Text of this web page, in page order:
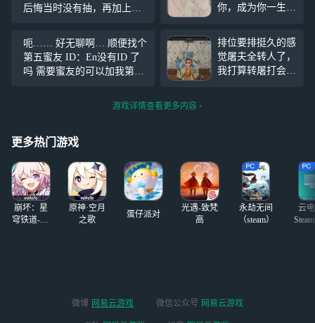
后悔当时没有抽，再加上以
之辉的时候还没有玩第五，
惊鸿和卡门也是这么错过的
现在正在攒钱买祭司虚妄in
g…… 8月20日
你，成为你一生的
早就想好了，因为
画的时候感觉肿瘤
像手指在掐渔的脖
子，没有恶意，我
呃…… 好无聊啊… 顺便找个
第五蜜友 ID：En没有ID 了
吗 需要蜜友的可以加我第五
排位要排挺久的感
觉屠夫全转人了，
我打算转屠打会爱
烂，也许我该尝试
一些新的角色
游戏详情查看更多内容
更多热门游戏
崩坏：星
穹铁道-4.4
原神·空月
之歌
蛋仔派对
光遇-致梵
高
永劫无间
（steam）
云
微博 网易云游戏 微信公众号 网易云游戏